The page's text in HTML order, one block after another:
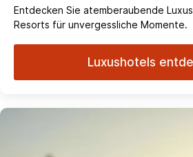
Entdecken Sie atemberaubende
Resorts für unvergessliche Momente.
Luxushotels